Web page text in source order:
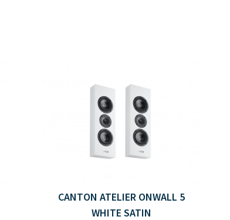
CANTON ATELIER ONWALL 5
WHITE SATIN